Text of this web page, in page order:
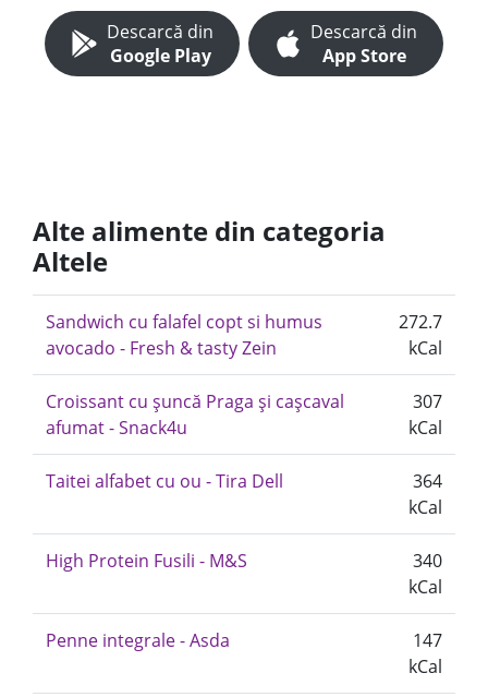
Descarcă din
Google Play
Descarcă din
App Store
Alte alimente din categoria
Altele
Sandwich cu falafel copt si humus
avocado - Fresh & tasty Zein
272.7
kCal
Croissant cu șuncă Praga și cașcaval
afumat - Snack4u
307
kCal
Taitei alfabet cu ou - Tira Dell
364
kCal
High Protein Fusili - M&S
340
kCal
Penne integrale - Asda
147
kCal